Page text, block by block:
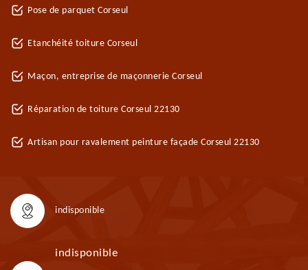
Pose de parquet Corseul
Etanchéité toiture Corseul
Maçon, entreprise de maçonnerie Corseul
Réparation de toiture Corseul 22130
Artisan pour ravalement peinture façade Corseul 22130
indisponible
indisponible